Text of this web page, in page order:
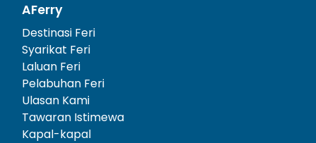
AFerry
Destinasi Feri
Syarikat Feri
Laluan Feri
Pelabuhan Feri
Ulasan Kami
Tawaran Istimewa
Kapal-kapal